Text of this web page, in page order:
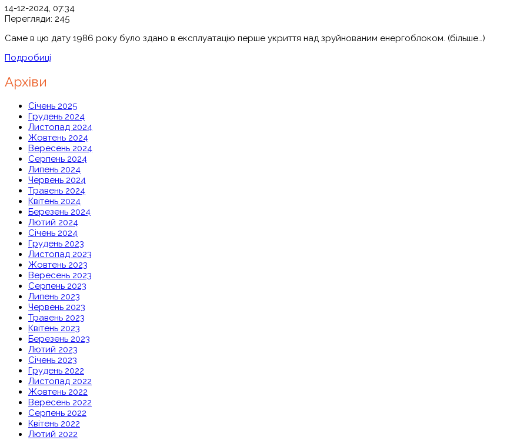
14-12-2024, 07:34
Перегляди: 245
Саме в цю дату 1986 року було здано в експлуатацію перше укриття над зруйнованим енергоблоком. (більше…)
Подробиці
Архіви
Січень 2025
Грудень 2024
Листопад 2024
Жовтень 2024
Вересень 2024
Серпень 2024
Липень 2024
Червень 2024
Травень 2024
Квітень 2024
Березень 2024
Лютий 2024
Січень 2024
Грудень 2023
Листопад 2023
Жовтень 2023
Вересень 2023
Серпень 2023
Липень 2023
Червень 2023
Травень 2023
Квітень 2023
Березень 2023
Лютий 2023
Січень 2023
Грудень 2022
Листопад 2022
Жовтень 2022
Вересень 2022
Серпень 2022
Квітень 2022
Лютий 2022